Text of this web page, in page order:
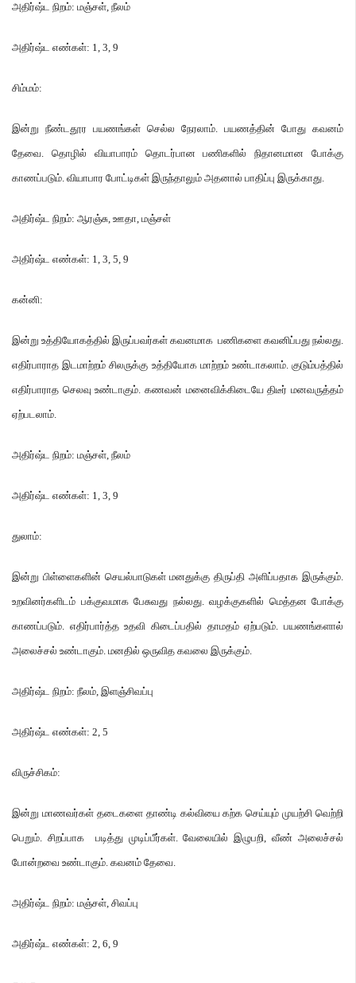
அதிர்ஷ்ட நிறம்: மஞ்சள், நீலம்
அதிர்ஷ்ட எண்கள்: 1, 3, 9
சிம்மம்:
இன்று நீண்டதூர பயணங்கள் செல்ல நேரலாம். பயணத்தின் போது கவனம்
தேவை. தொழில் வியாபாரம் தொடர்பான பணிகளில் நிதானமான போக்கு
காணப்படும். வியாபார போட்டிகள் இருந்தாலும் அதனால் பாதிப்பு இருக்காது.
அதிர்ஷ்ட நிறம்: ஆரஞ்சு, ஊதா, மஞ்சள்
அதிர்ஷ்ட எண்கள்: 1, 3, 5, 9
கன்னி:
இன்று உத்தியோகத்தில் இருப்பவர்கள் கவனமாக பணிகளை கவனிப்பது நல்லது.
எதிர்பாராத இடமாற்றம் சிலருக்கு உத்தியோக மாற்றம் உண்டாகலாம்.குடும்பத்தில்
எதிர்பாராத செலவு உண்டாகும்.கணவன் மனைவிக்கிடையே திடீர் மனவருத்தம்
ஏற்படலாம்.
அதிர்ஷ்ட நிறம்: மஞ்சள், நீலம்
அதிர்ஷ்ட எண்கள்: 1, 3, 9
துலாம்:
இன்று பிள்ளைகளின் செயல்பாடுகள் மனதுக்கு திருப்தி அளிப்பதாக இருக்கும்.
உறவினர்களிடம் பக்குவமாக பேசுவது நல்லது. வழக்குகளில் மெத்தன போக்கு
காணப்படும். எதிர்பார்த்த உதவி கிடைப்பதில் தாமதம் ஏற்படும்.பயணங்களால்
அலைச்சல் உண்டாகும். மனதில் ஒருவித கவலை இருக்கும்.
அதிர்ஷ்ட நிறம்: நீலம், இளஞ்சிவப்பு
அதிர்ஷ்ட எண்கள்: 2, 5
விருச்சிகம்:
இன்று மாணவர்கள் தடைகளை தாண்டி கல்வியை கற்க செய்யும் முயற்சி வெற்றி
பெறும். சிறப்பாக படித்து முடிப்பீர்கள்.வேலையில் இழுபறி,வீண் அலைச்சல்
போன்றவை உண்டாகும். கவனம் தேவை.
அதிர்ஷ்ட நிறம்: மஞ்சள், சிவப்பு
அதிர்ஷ்ட எண்கள்: 2, 6, 9